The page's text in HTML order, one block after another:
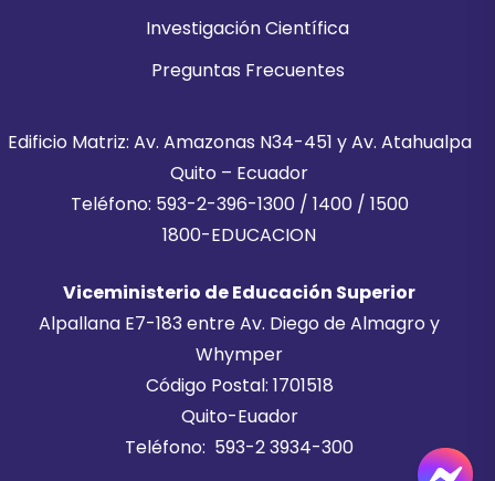
Investigación Científica
Preguntas Frecuentes
Edificio Matriz: Av. Amazonas N34-451 y Av. Atahualpa
Quito – Ecuador
Teléfono: 593-2-396-1300 / 1400 / 1500
1800-EDUCACION
Viceministerio de Educación Superior
Alpallana E7-183 entre Av. Diego de Almagro y
Whymper
Código Postal: 1701518
Quito-Euador
Teléfono: 593-2 3934-300